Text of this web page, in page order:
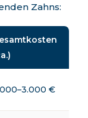
Zahns:
€